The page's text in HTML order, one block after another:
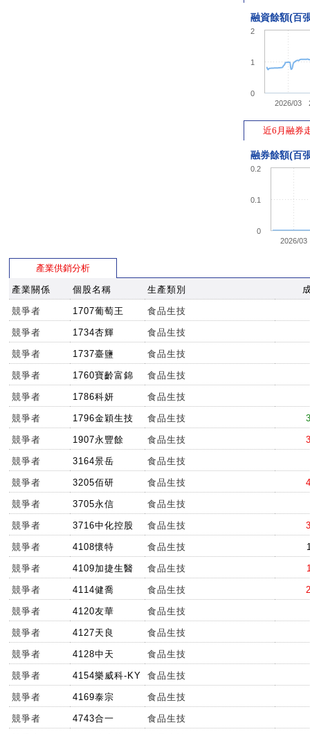
融資餘額(百
2026/03
0
1
2
近6月融券
融券餘額(百
2026/03
0
0.1
0.2
產業供銷分析
產業關係 個股名稱 生產類別
競爭者 1707葡萄王 食品生技
競爭者 1734杏輝 食品生技
競爭者 1737臺鹽 食品生技
競爭者 1760寶齡富錦 食品生技
競爭者 1786科妍 食品生技
競爭者 1796金穎生技 食品生技
競爭者 1907永豐餘 食品生技
競爭者 3164景岳 食品生技
競爭者 3205佰研 食品生技
競爭者 3705永信 食品生技
競爭者 3716中化控股 食品生技
競爭者 4108懷特 食品生技
競爭者 4109加捷生醫 食品生技
競爭者 4114健喬 食品生技
競爭者 4120友華 食品生技
競爭者 4127天良 食品生技
競爭者 4128中天 食品生技
競爭者 4154樂威科-KY 食品生技
競爭者 4169泰宗 食品生技
競爭者 4743合一 食品生技